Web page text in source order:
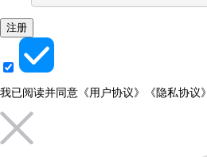
注册
我已阅读并同意 《用户协议》 《隐私协议》